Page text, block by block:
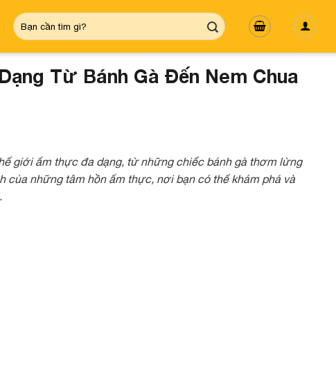
Tìm
kiếm:
Từ Bánh Gà Đến Nem Chua
giới ẩm thực đa dạng, từ những chiếc bánh gà thơm lừng
của những tâm hồn ẩm thực, nơi bạn có thể khám phá và